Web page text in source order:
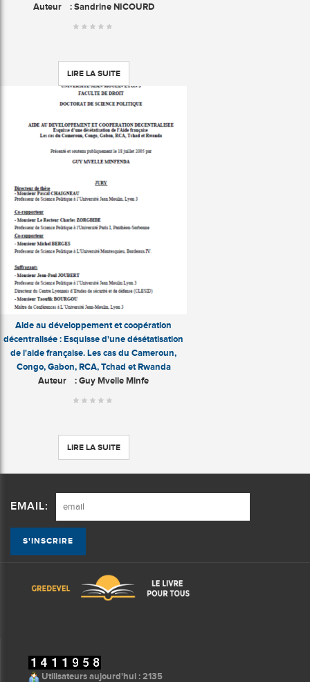
Auteur: Sandrine NICOURD
LIRE LA SUITE
Aide au développement et coopération
décentralisée : Esquisse d'une désétatisation
de l'aide française. Les cas du Cameroun,
Congo, Gabon, RCA, Tchad et Rwanda
Auteur : Guy Mvelle Minfe
LIRE LA SUITE
EMAIL:
Utilisateurs aujourd'hui : 2135